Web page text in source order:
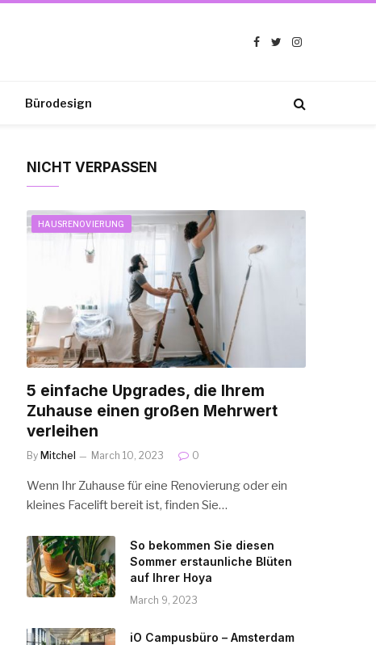
Facebook
TwitterInstagram
Bürodesign
NICHT VERPASSEN
HAUSRENOVIERUNG
5 einfache Upgrades, die Ihrem
Zuhause einen großen Mehrwert
verleihen
By Mitchel March 10, 2023 0
Wenn Ihr Zuhause für eine Renovierung oder ein
kleines Facelift bereit ist, finden Sie…
So bekommen Sie diesen
Sommer erstaunliche Blüten
auf Ihrer Hoya
March 9, 2023
iO Campusbüro – Amsterdam